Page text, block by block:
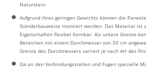
Naturstein.
Aufgrund ihres geringen Gewichts können die
Ständerbauweise montiert werden. Das Material ist
Eigenschaften flexibel formbar. Als untere Grenze
Bereichen mit einem Durchmesser von 50 cm
Grenze des Durchmessers variiert je nach Art des
Da an den Verbindungsstellen und Fugen spezielle